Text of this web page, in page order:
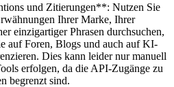
und Zitierungen**: Nutzen Sie
Ihrer Marke, Ihrer
einzigartiger Phrasen durchsuchen,
auf Foren, Blogs und auch auf KI-
Dies kann leider nur manuell
erfolgen, da die API-Zugänge zu
begrenzt sind.